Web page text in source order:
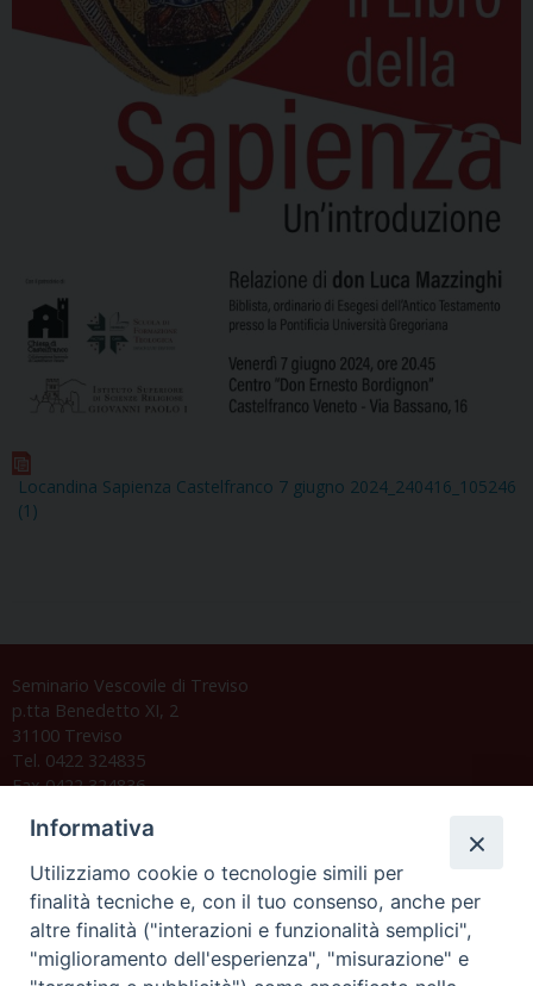
Locandina Sapienza Castelfranco 7 giugno 2024_240416_105246
(1)
Seminario Vescovile di Treviso
p.tta Benedetto XI, 2
31100 Treviso
Tel. 0422 324835
Fax 0422 324836
Orario di segreteria
Informativa
Utilizziamo cookie o tecnologie simili per
finalità tecniche e, con il tuo consenso, anche per
altre finalità ("interazioni e funzionalità semplici",
"miglioramento dell'esperienza", "misurazione" e